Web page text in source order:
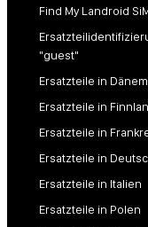
Find My Landroid
"guest"
Ersatzteile in
Ersatzteile in
Ersatzteile in
Ersatzteile in
Ersatzteile in Italien
Ersatzteile in Polen